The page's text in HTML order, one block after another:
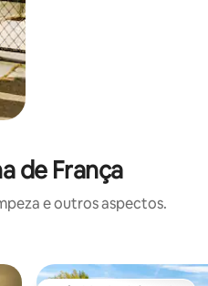
de França
e outros aspectos.